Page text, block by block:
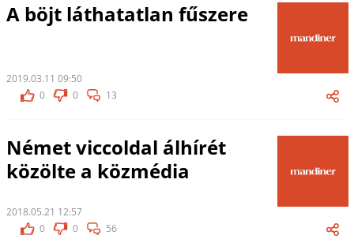
A böjt láthatatlan fűszere
2019.03.11 09:50
0
0 13
Német viccoldal álhírét
közölte a közmédia
2018.05.21 12:57
0
0 56